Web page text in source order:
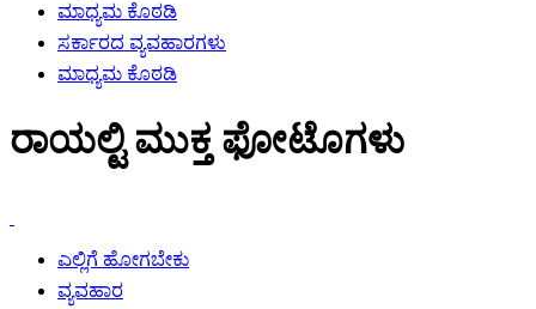
ಮಾಧ್ಯಮ ಕೊಠಡಿ
ಸರ್ಕಾರದ ವ್ಯವಹಾರಗಳು
ಮಾಧ್ಯಮ ಕೊಠಡಿ
ರಾಯಲ್ಟಿ ಮುಕ್ತ ಫೋಟೊಗಳು
ಎಲ್ಲಿಗೆ ಹೋಗಬೇಕು
ವ್ಯವಹಾರ